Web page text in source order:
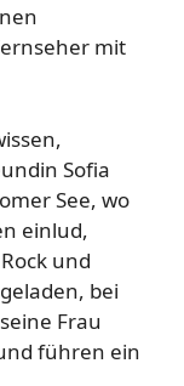
mit
Sofia
See, wo
einlud,
und
bei
Frau
führen ein